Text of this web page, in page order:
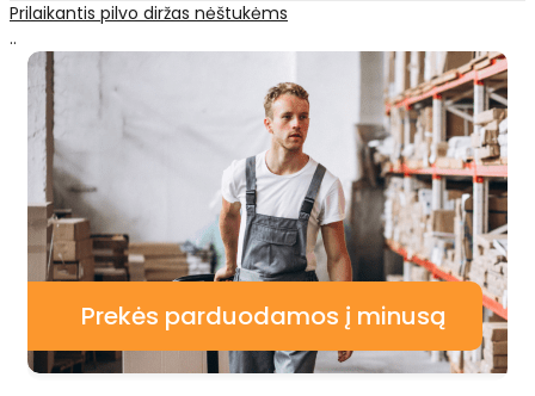
Prilaikantis pilvo diržas nėštukėms
..
Prekės parduodamos į minusą